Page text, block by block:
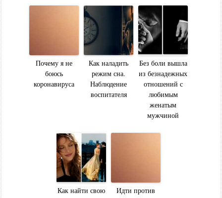
Почему я не
боюсь
коронавируса
Как наладить
режим сна.
Наблюдение
воспитателя
Без боли вышла
из безнадежных
отношений с
любимым
женатым
мужчиной
Как найти свою
Идти против